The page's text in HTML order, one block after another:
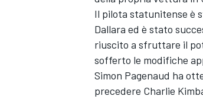
MONOPOSTO
Il pilota statunitense è
Dallara ed è stato
riuscito a sfruttare il
sofferto le modifiche
Simon Pagenaud ha
precedere Charlie